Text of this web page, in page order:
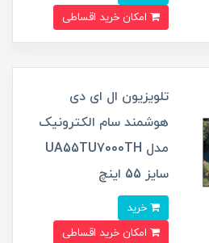
تلویزیون ال ای دی
هوشمند سام الکترونیک
مدل UA55TU7000TH
سایز 55 اینچ